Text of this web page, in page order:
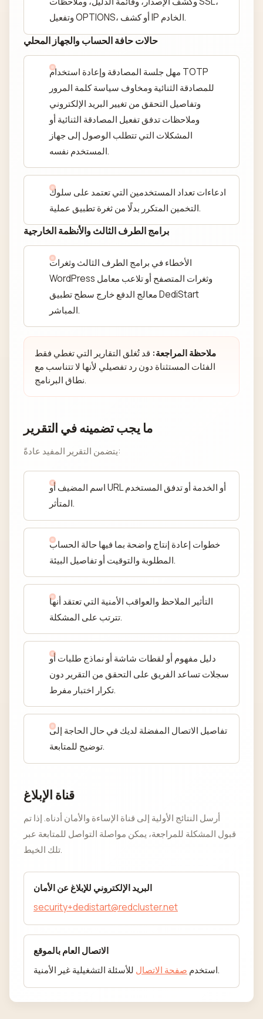
وتفعيل OPTIONS، أو كشف IP الخادم.
حالات حافة الحساب والجهاز المحلي
مهل جلسة المصادقة وإعادة استخدام TOTP
للمصادقة الثنائية ومخاوف سياسة كلمة المرور
وتفاصيل التحقق من تغيير البريد الإلكتروني
وملاحظات تدفق تفعيل المصادقة الثنائية أو
المشكلات التي تتطلب الوصول إلى جهاز
المستخدم نفسه.
ادعاءات تعداد المستخدمين التي تعتمد على سلوك
التخمين المتكرر بدلًا من ثغرة تطبيق عملية.
برامج الطرف الثالث والأنظمة الخارجية
الأخطاء في برامج الطرف الثالث وثغرات
WordPress وثغرات المتصفح أو تلاعب معامل
معالج الدفع خارج سطح تطبيق DediStart
المباشر.
ملاحظة المراجعة: قد تُغلق التقارير التي تغطي فقط
الفئات المستثناة دون رد تفصيلي لأنها لا تتناسب مع
نطاق البرنامج.
ما يجب تضمينه في التقرير
يتضمن التقرير المفيد عادةً:
اسم المضيف أو URL أو الخدمة أو تدفق المستخدم
المتأثر.
خطوات إعادة إنتاج واضحة بما فيها حالة الحساب
المطلوبة والتوقيت أو تفاصيل البيئة.
التأثير الملاحظ والعواقب الأمنية التي تعتقد أنها
تترتب على المشكلة.
دليل مفهوم أو لقطات شاشة أو نماذج طلبات أو
سجلات تساعد الفريق على التحقق من التقرير دون
تكرار اختبار مفرط.
تفاصيل الاتصال المفضلة لديك في حال الحاجة إلى
توضيح للمتابعة.
قناة الإبلاغ
أرسل النتائج الأولية إلى قناة الإساءة والأمان أدناه. إذا تم
قبول المشكلة للمراجعة، يمكن مواصلة التواصل للمتابعة عبر
تلك الخيط.
البريد الإلكتروني للإبلاغ عن الأمان
security+dedistart@redcluster.net
الاتصال العام بالموقع
استخدم صفحة الاتصال للأسئلة التشغيلية غير الأمنية.